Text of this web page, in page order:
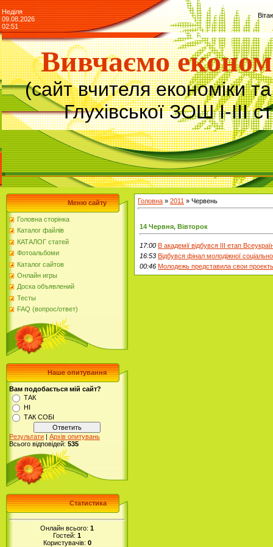
Неділя
09.08.2026
02:51
Вивчаємо
(сайт вчителя економіки
Глухівської ЗОШ І-ІІІ
»
Меню сайту
Головна сторінка
Каталог файлів
КАТАЛОГ статей
Фотоальбоми
Каталог сайтов
Онлайн игры
Доска объявлений
Тесты
FAQ (вопрос/ответ)
Наше опитування
Вам подобається мій сайт?
ТАК
НІ
ТАК СОБІ
Результати | Архів опитувань
Всього відповідей: 535
Статистика
Онлайн всього: 1
Гостей: 1
Користувачів: 0
Головна » 2011 » Червень
14 Червня, Вівторок
17:00 В академії відбувся ІІІ етап
16:53 Відбувся фінал молодіжної
00:46 Молодежь представила свои